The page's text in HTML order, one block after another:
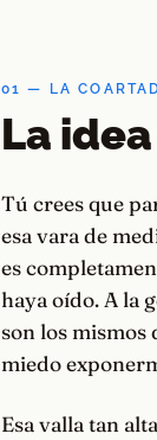
01 — LA
La
Tú crees que
esa vara de
es
haya oído. A la
son los mismos
miedo
Esa valla tan